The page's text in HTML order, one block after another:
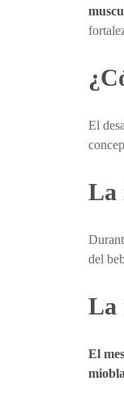
El
La
del
La
El